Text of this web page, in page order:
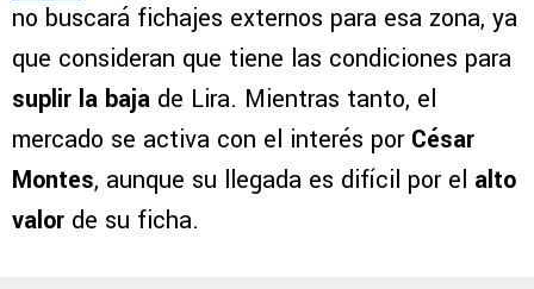
no buscará fichajes externos para esa zona, ya
que consideran que tiene las condiciones para
suplir la baja de Lira. Mientras tanto, el
mercado se activa con el interés por César
Montes, aunque su llegada es difícil por el alto
valor de su ficha.